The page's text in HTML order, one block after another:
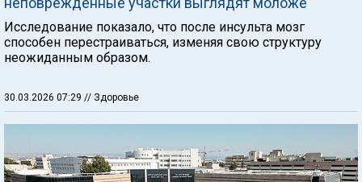
Исследование показало, что после инсульта мозг
способен перестраиваться, изменяя свою структуру
неожиданным образом.
30.03.2026 07:29 // Здоровье